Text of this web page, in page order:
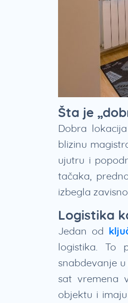
Šta je
Dobra
blizinu
ujutru i
tačaka,
izbegla
Logistika
Jedan od
logistika. To
snabdevanje
sat vremena
objektu i